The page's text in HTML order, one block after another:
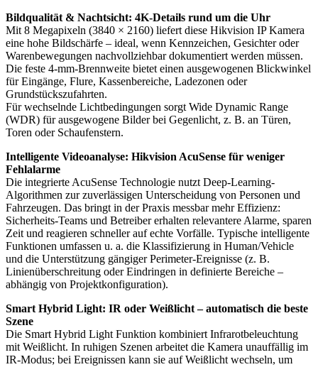
Bildqualität & Nachtsicht: 4K-Details rund um die Uhr
Mit 8 Megapixeln (3840 × 2160) liefert diese Hikvision IP Kamera
eine hohe Bildschärfe – ideal, wenn Kennzeichen, Gesichter oder
Warenbewegungen nachvollziehbar dokumentiert werden müssen.
Die feste 4‑mm‑Brennweite bietet einen ausgewogenen Blickwinkel
für Eingänge, Flure, Kassenbereiche, Ladezonen oder
Grundstückszufahrten.
Für wechselnde Lichtbedingungen sorgt Wide Dynamic Range
(WDR) für ausgewogene Bilder bei Gegenlicht, z. B. an Türen,
Toren oder Schaufenstern.
Intelligente Videoanalyse: Hikvision AcuSense für weniger
Fehlalarme
Die integrierte AcuSense Technologie nutzt Deep-Learning-
Algorithmen zur zuverlässigen Unterscheidung von Personen und
Fahrzeugen. Das bringt in der Praxis messbar mehr Effizienz:
Sicherheits-Teams und Betreiber erhalten relevantere Alarme, sparen
Zeit und reagieren schneller auf echte Vorfälle. Typische intelligente
Funktionen umfassen u. a. die Klassifizierung in Human/Vehicle
und die Unterstützung gängiger Perimeter-Ereignisse (z. B.
Linienüberschreitung oder Eindringen in definierte Bereiche –
abhängig von Projektkonfiguration).
Smart Hybrid Light: IR oder Weißlicht – automatisch die beste
Szene
Die Smart Hybrid Light Funktion kombiniert Infrarotbeleuchtung
mit Weißlicht. In ruhigen Szenen arbeitet die Kamera unauffällig im
IR-Modus; bei Ereignissen kann sie auf Weißlicht wechseln, um